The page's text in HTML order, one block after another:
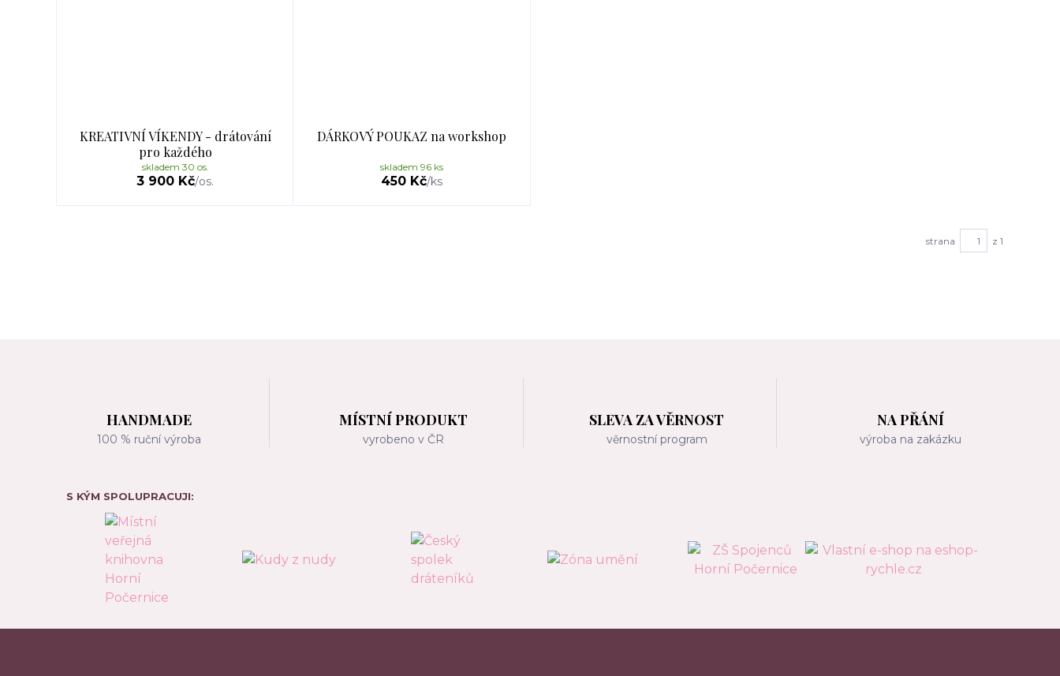
KREATIVNÍ VÍKENDY - drátování
pro každého
3 900 Kč/os.
skladem 30 os.
DÁRKOVÝ POUKAZ na workshop
450 Kč/ks
skladem 96 ks
strana z 1
HANDMADE
100 % ruční výroba
MÍSTNÍ PRODUKT
vyrobeno v ČR
SLEVA ZA VĚRNOST
věrnostní program
NA PŘÁNÍ
výroba na zakázku
S KÝM SPOLUPRACUJI: